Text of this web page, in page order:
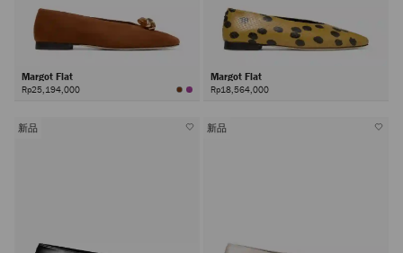
Margot Flat
Rp25,194,000
Margot Flat
Rp18,564,000
新品 新品